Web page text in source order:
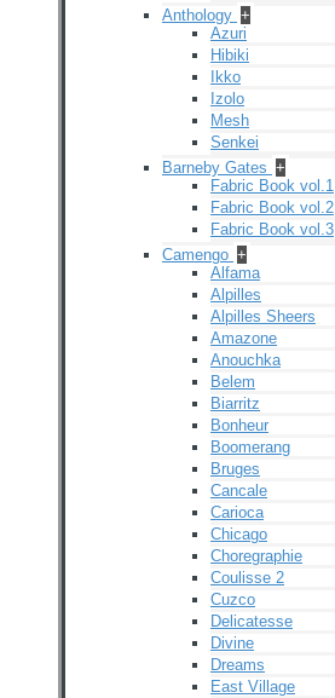
Anthology +
Azuri
Hibiki
Ikko
Izolo
Mesh
Senkei
Barneby Gates +
Fabric Book vol.1
Fabric Book vol.2
Fabric Book vol.3
Camengo +
Alfama
Alpilles
Alpilles Sheers
Amazone
Anouchka
Belem
Biarritz
Bonheur
Boomerang
Bruges
Cancale
Carioca
Chicago
Choregraphie
Coulisse 2
Cuzco
Delicatesse
Divine
Dreams
East Village